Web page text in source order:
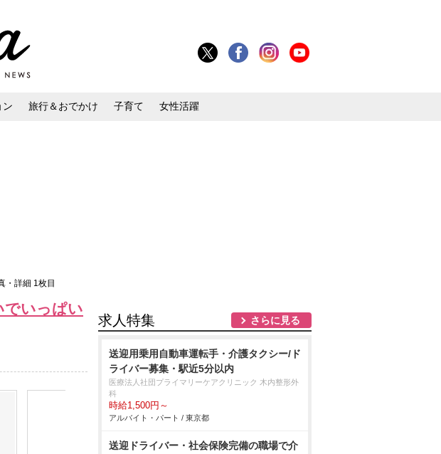
ン 旅行＆おでかけ 子育て 女性活躍
・詳細 1枚目
でいっぱい
求人特集 さらに見る
送迎用乗用自動車運転手・介護タクシー/ド
ライバー募集・駅近5分以内
医療法人社団プライマリーケアクリニック 木内整形外
科
時給1,500円～
アルバイト・パート / 東京都
送迎ドライバー・社会保険完備の職場で介